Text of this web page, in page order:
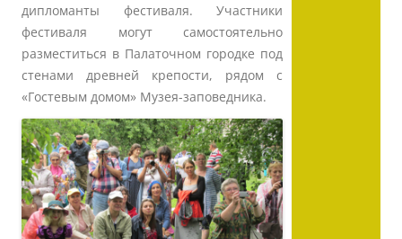
дипломанты фестиваля. Участники
фестиваля могут самостоятельно
разместиться в Палаточном городке под
стенами древней крепости, рядом с
«Гостевым домом» Музея-заповедника.